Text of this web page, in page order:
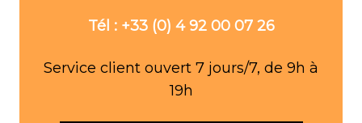
Tél : +33 (0) 4 92 00 07 26
Service client ouvert 7 jours/7, de 9h à
19h